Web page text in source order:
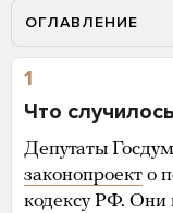
ОГЛАВЛЕНИЕ
1
Что
Депутаты
законопроект о
кодексу РФ. Они